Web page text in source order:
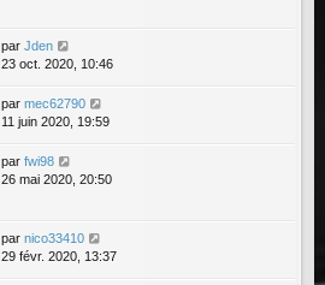
par Jden
23 oct. 2020, 10:46
par mec62790
11 juin 2020, 19:59
par fwi98
26 mai 2020, 20:50
par nico33410
29 févr. 2020, 13:37